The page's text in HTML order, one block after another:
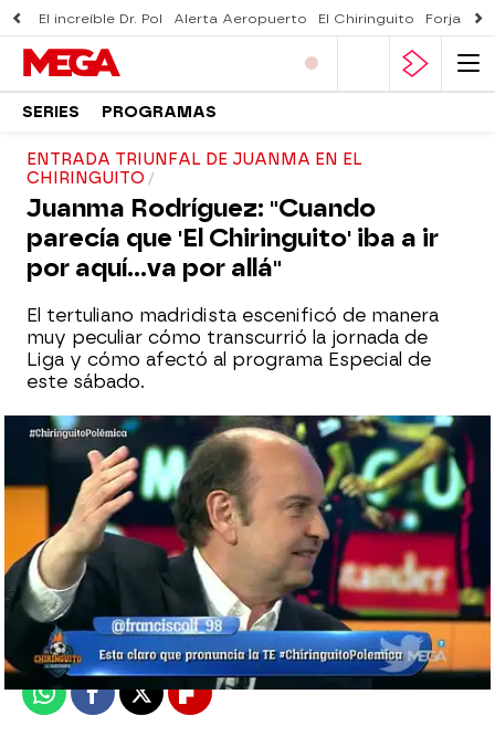
El increíble Dr. Pol Alerta Aeropuerto El Chiringuito Forjado
SERIES PROGRAMAS
ENTRADA TRIUNFAL DE JUANMA EN EL
CHIRINGUITO
Juanma Rodríguez: "Cuando
parecía que 'El Chiringuito' iba a ir
por aquí...va por allá"
El tertuliano madridista escenificó de manera
muy peculiar cómo transcurrió la jornada de
Liga y cómo afectó al programa Especial de
este sábado.
mega
Publicado:08 de junio de 2018, 17:07
WhatsappFacebook
X Flipboard